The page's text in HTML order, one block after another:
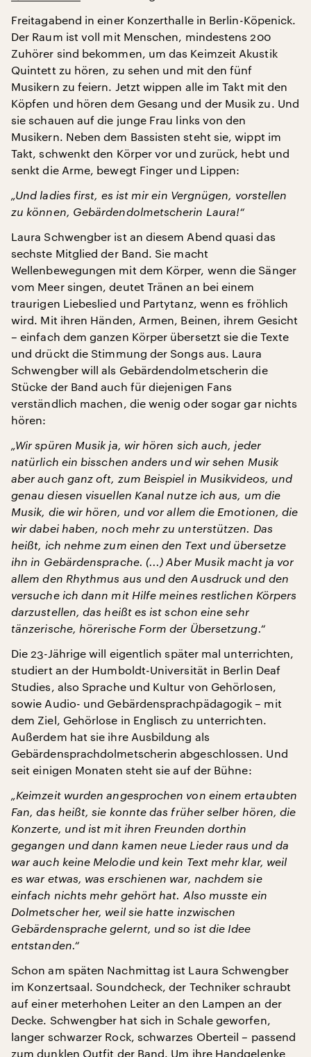
Freitagabend in einer Konzerthalle in Berlin-Köpenick.
Der Raum ist voll mit Menschen, mindestens 200
Zuhörer sind bekommen, um das Keimzeit Akustik
Quintett zu hören, zu sehen und mit den fünf
Musikern zu feiern. Jetzt wippen alle im Takt mit den
Köpfen und hören dem Gesang und der Musik zu. Und
sie schauen auf die junge Frau links von den
Musikern. Neben dem Bassisten steht sie, wippt im
Takt, schwenkt den Körper vor und zurück, hebt und
senkt die Arme, bewegt Finger und Lippen:
„Und ladies first, es ist mir ein Vergnügen, vorstellen
zu können, Gebärdendolmetscherin Laura!“
Laura Schwengber ist an diesem Abend quasi das
sechste Mitglied der Band. Sie macht
Wellenbewegungen mit dem Körper, wenn die Sänger
vom Meer singen, deutet Tränen an bei einem
traurigen Liebeslied und Partytanz, wenn es fröhlich
wird. Mit ihren Händen, Armen, Beinen, ihrem Gesicht
– einfach dem ganzen Körper übersetzt sie die Texte
und drückt die Stimmung der Songs aus. Laura
Schwengber will als Gebärdendolmetscherin die
Stücke der Band auch für diejenigen Fans
verständlich machen, die wenig oder sogar gar nichts
hören:
„Wir spüren Musik ja, wir hören sich auch, jeder
natürlich ein bisschen anders und wir sehen Musik
aber auch ganz oft, zum Beispiel in Musikvideos, und
genau diesen visuellen Kanal nutze ich aus, um die
Musik, die wir hören, und vor allem die Emotionen, die
wir dabei haben, noch mehr zu unterstützen. Das
heißt, ich nehme zum einen den Text und übersetze
ihn in Gebärdensprache. (...) Aber Musik macht ja vor
allem den Rhythmus aus und den Ausdruck und den
versuche ich dann mit Hilfe meines restlichen Körpers
darzustellen, das heißt es ist schon eine sehr
tänzerische, hörerische Form der Übersetzung.“
Die 23-Jährige will eigentlich später mal unterrichten,
studiert an der Humboldt-Universität in Berlin Deaf
Studies, also Sprache und Kultur von Gehörlosen,
sowie Audio- und Gebärdensprachpädagogik – mit
dem Ziel, Gehörlose in Englisch zu unterrichten.
Außerdem hat sie ihre Ausbildung als
Gebärdensprachdolmetscherin abgeschlossen. Und
seit einigen Monaten steht sie auf der Bühne:
„Keimzeit wurden angesprochen von einem ertaubten
Fan, das heißt, sie konnte das früher selber hören, die
Konzerte, und ist mit ihren Freunden dorthin
gegangen und dann kamen neue Lieder raus und da
war auch keine Melodie und kein Text mehr klar, weil
es war etwas, was erschienen war, nachdem sie
einfach nichts mehr gehört hat. Also musste ein
Dolmetscher her, weil sie hatte inzwischen
Gebärdensprache gelernt, und so ist die Idee
entstanden.“
Schon am späten Nachmittag ist Laura Schwengber
im Konzertsaal. Soundcheck, der Techniker schraubt
auf einer meterhohen Leiter an den Lampen an der
Decke. Schwengber hat sich in Schale geworfen,
langer schwarzer Rock, schwarzes Oberteil – passend
zum dunklen Outfit der Band. Um ihre Handgelenke